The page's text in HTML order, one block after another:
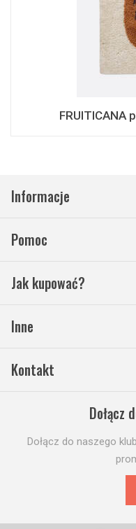
FRUITICANA
Informacje
Pomoc
Jak kupować?
Inne
Kontakt
Dołącz
Dołącz do naszego